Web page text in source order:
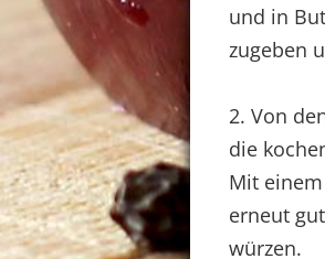
und in
zugeben
2. Von
die
Mit
erneut
würzen.